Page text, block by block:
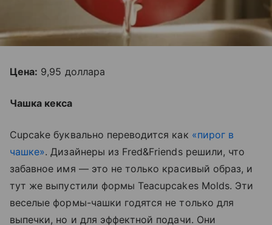
Цена: 9,95 доллара
Чашка кекса
Cupcake буквально переводится как «пирог в
чашке». Дизайнеры из Fred&Friends решили, что
забавное имя — это не только красивый образ, и
тут же выпустили формы Teacupcakes Molds. Эти
веселые формы-чашки годятся не только для
выпечки, но и для эффектной подачи. Они